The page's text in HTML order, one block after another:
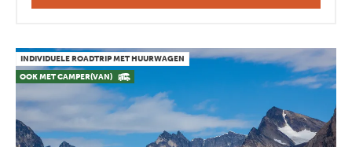
INDIVIDUELE ROADTRIP MET HUURWAGEN
OOK MET CAMPER(VAN)